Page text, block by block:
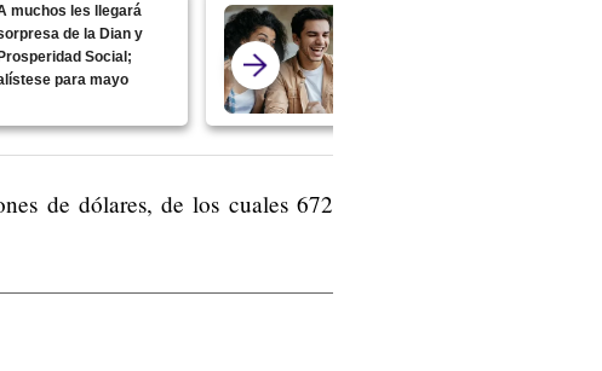
muchos les llegará
de la Dian y
Social;
para mayo
de dólares, de los cuales 672